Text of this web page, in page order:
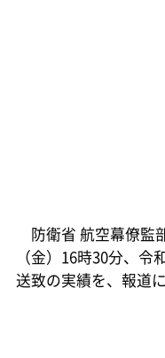
防衛省 航空幕僚監
（金）16時30分、令
送致の実績を、報道